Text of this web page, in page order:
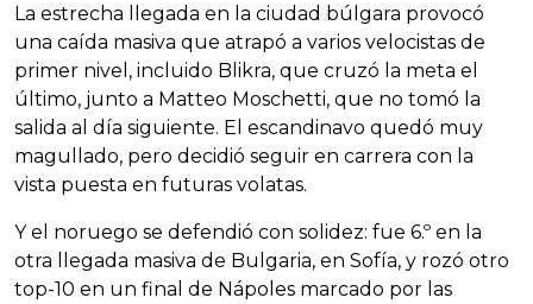
La estrecha llegada en la ciudad búlgara provocó
una caída masiva que atrapó a varios velocistas de
primer nivel, incluido Blikra, que cruzó la meta el
último, junto a Matteo Moschetti, que no tomó la
salida al día siguiente. El escandinavo quedó muy
magullado, pero decidió seguir en carrera con la
vista puesta en futuras volatas.
Y el noruego se defendió con solidez: fue 6.º en la
otra llegada masiva de Bulgaria, en Sofía, y rozó otro
top-10 en un final de Nápoles marcado por las